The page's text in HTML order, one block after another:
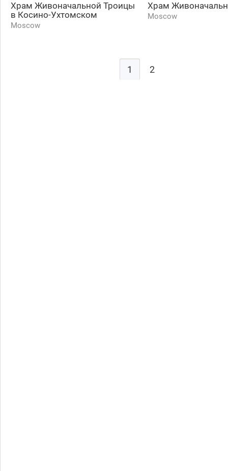
Храм Живоначальной Троицы
в Косино-Ухтомском
Moscow
Храм
Moscow
1 2